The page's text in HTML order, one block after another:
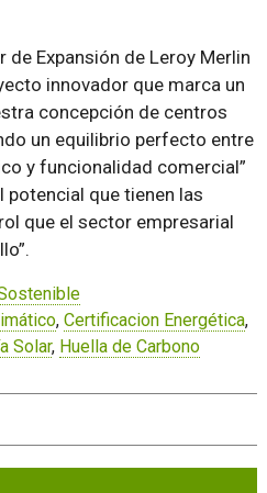
Expansión de Leroy Merlin
innovador que marca un
concepción de centros
un equilibrio perfecto entre
y funcionalidad comercial”
potencial que tienen las
que el sector empresarial
, Certificacion Energética,
Solar, Huella de Carbono